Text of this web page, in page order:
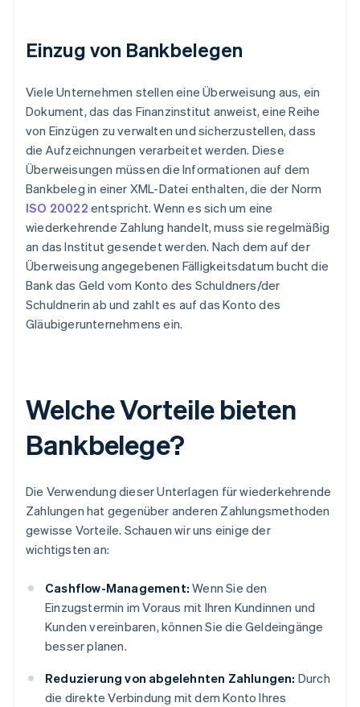
Einzug von Bankbelegen
Viele Unternehmen stellen eine Überweisung aus, ein
Dokument, das das Finanzinstitut anweist, eine Reihe
von Einzügen zu verwalten und sicherzustellen, dass
die Aufzeichnungen verarbeitet werden. Diese
Überweisungen müssen die Informationen auf dem
Bankbeleg in einer XML-Datei enthalten, die der Norm
ISO 20022 entspricht. Wenn es sich um eine
wiederkehrende Zahlung handelt, muss sie regelmäßig
an das Institut gesendet werden. Nach dem auf der
Überweisung angegebenen Fälligkeitsdatum bucht die
Bank das Geld vom Konto des Schuldners/der
Schuldnerin ab und zahlt es auf das Konto des
Gläubigerunternehmens ein.
Welche Vorteile bieten
Bankbelege?
Die Verwendung dieser Unterlagen für wiederkehrende
Zahlungen hat gegenüber anderen Zahlungsmethoden
gewisse Vorteile. Schauen wir uns einige der
wichtigsten an:
Cashflow-Management: Wenn Sie den
Einzugstermin im Voraus mit Ihren Kundinnen und
Kunden vereinbaren, können Sie die Geldeingänge
besser planen.
Reduzierung von abgelehnten Zahlungen: Durch
die direkte Verbindung mit dem Konto Ihres